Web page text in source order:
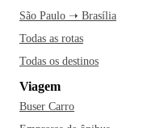
São Paulo ➝ Brasília
Todas as rotas
Todas os destinos
Viagem
Buser Carro